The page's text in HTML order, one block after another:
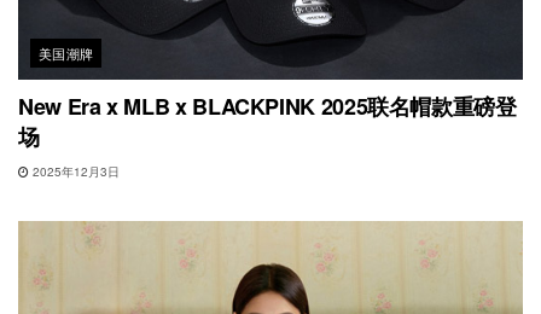
美国潮牌
New Era x MLB x BLACKPINK 2025联名帽款重磅登
场
2025年12月3日